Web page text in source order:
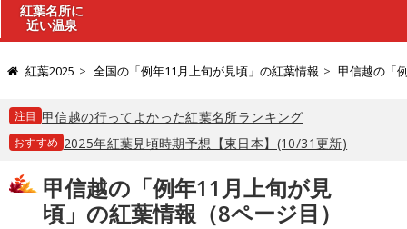
紅葉名所に
近い温泉
紅葉2025 全国の「例年11月上旬が見頃」の紅葉情報 甲信越の「
注目 甲信越の行ってよかった紅葉名所ランキング
おすすめ 2025年紅葉見頃時期予想【東日本】(10/31更新)
甲信越の「例年11月上旬が見
頃」の紅葉情報（8ページ目）